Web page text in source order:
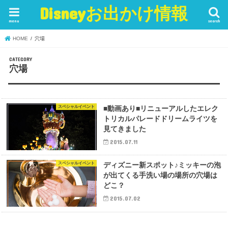
Disneyお出かけ情報 search
menu
HOME 穴場
穴場
スペシャルイベント
■動画あり■リニューアルしたエレク
トリカルパレードドリームライツを
見てきました
2015.07.11
スペシャルイベント
ディズニー新スポット♪ミッキーの泡
が出てくる手洗い場の場所の穴場は
どこ？
2015.07.02